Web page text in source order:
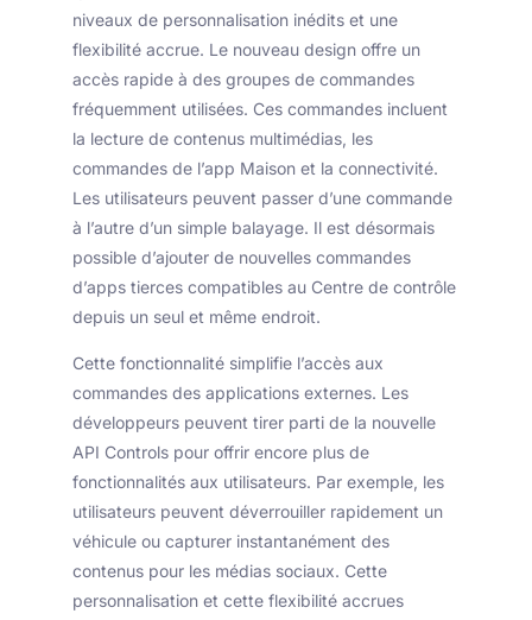
niveaux de personnalisation inédits et une
flexibilité accrue. Le nouveau design offre un
accès rapide à des groupes de commandes
fréquemment utilisées. Ces commandes incluent
la lecture de contenus multimédias, les
commandes de l’app Maison et la connectivité.
Les utilisateurs peuvent passer d’une commande
à l’autre d’un simple balayage. Il est désormais
possible d’ajouter de nouvelles commandes
d’apps tierces compatibles au Centre de contrôle
depuis un seul et même endroit.
Cette fonctionnalité simplifie l’accès aux
commandes des applications externes. Les
développeurs peuvent tirer parti de la nouvelle
API Controls pour offrir encore plus de
fonctionnalités aux utilisateurs. Par exemple, les
utilisateurs peuvent déverrouiller rapidement un
véhicule ou capturer instantanément des
contenus pour les médias sociaux. Cette
personnalisation et cette flexibilité accrues